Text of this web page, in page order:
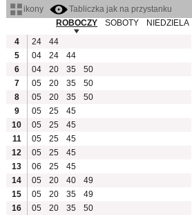
ikony
Tabliczka jak na przystanku
ROBOCZY
SOBOTY
NIEDZIELA
4
24
44
5
04 24
44
6
04 20 35
50
7
05 20 35
50
8
05 20 35
50
9
05 25
45
10
05 25
45
11
05 25
45
12
05 25
45
13
06 25
45
14
05 20 40
49
15
05 20 35
49
16
05 20 35 50